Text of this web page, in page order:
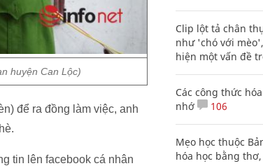
huyện Can Lộc)
để ra đồng làm việc, anh
tin lên facebook cá nhân
Clip lột tả chân
như 'chó với
hiện một vấn đề
Các công thức
nhớ
106
Mẹo học thuộc
hóa học bằng